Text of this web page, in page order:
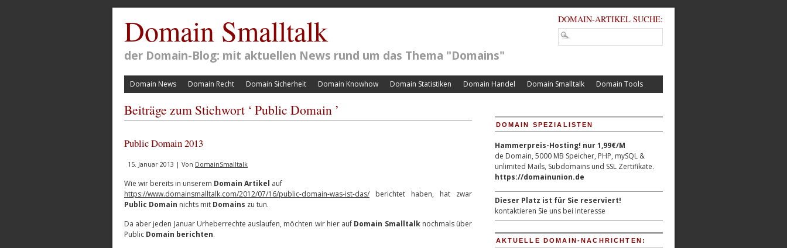
Domain Smalltalk
der Domain-Blog: mit aktuellen News rund um das Thema "Domains"
DOMAIN-ARTIKEL SUCHE:
Domain News Domain Recht Domain Sicherheit Domain Knowhow Domain Statistiken Domain Handel Domain Smalltalk Domain Tools
Beiträge zum Stichwort ‘ Public Domain ’
Public Domain 2013
15. Januar 2013 | Von DomainSmalltalk
Wie wir bereits in unserem Domain Artikel auf
https://www.domainsmalltalk.com/2012/07/16/public-domain-was-ist-das/ berichtet haben, hat zwar
Public Domain nichts mit Domains zu tun.
Da aber jeden Januar Urheberrechte auslaufen, möchten wir hier auf Domain Smalltalknochmals über
Public Domain berichten.
DOMAIN SPEZIALISTEN
Hammerpreis-Hosting! nur 1,99€/M
de Domain, 5000 MB Speicher, PHP, mySQL &
unlimited Mails, Subdomains und SSL Zertifikate.
https://domainunion.de
Dieser Platz ist für Sie reserviert!
kontaktieren Sie uns bei Interesse
AKTUELLE DOMAIN-NACHRICHTEN: